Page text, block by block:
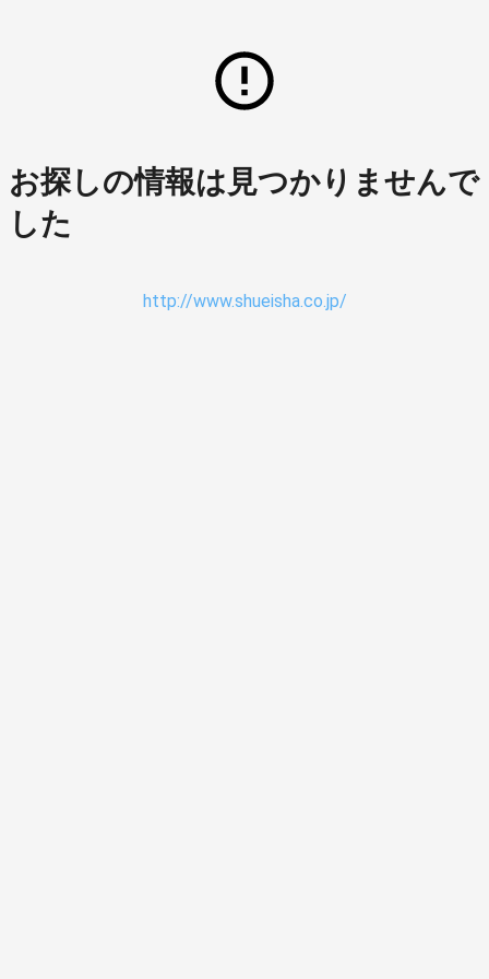
お探しの情報は見つかりませんで
した
http://www.shueisha.co.jp/